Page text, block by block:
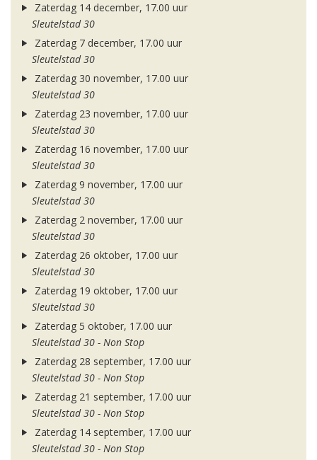
Zaterdag 14 december, 17.00 uur
Sleutelstad 30
Zaterdag 7 december, 17.00 uur
Sleutelstad 30
Zaterdag 30 november, 17.00 uur
Sleutelstad 30
Zaterdag 23 november, 17.00 uur
Sleutelstad 30
Zaterdag 16 november, 17.00 uur
Sleutelstad 30
Zaterdag 9 november, 17.00 uur
Sleutelstad 30
Zaterdag 2 november, 17.00 uur
Sleutelstad 30
Zaterdag 26 oktober, 17.00 uur
Sleutelstad 30
Zaterdag 19 oktober, 17.00 uur
Sleutelstad 30
Zaterdag 5 oktober, 17.00 uur
Sleutelstad 30 - Non Stop
Zaterdag 28 september, 17.00 uur
Sleutelstad 30 - Non Stop
Zaterdag 21 september, 17.00 uur
Sleutelstad 30 - Non Stop
Zaterdag 14 september, 17.00 uur
Sleutelstad 30 - Non Stop